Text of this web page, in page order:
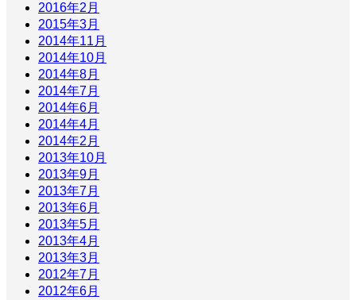
2016年2月
2015年3月
2014年11月
2014年10月
2014年8月
2014年7月
2014年6月
2014年4月
2014年2月
2013年10月
2013年9月
2013年7月
2013年6月
2013年5月
2013年4月
2013年3月
2012年7月
2012年6月